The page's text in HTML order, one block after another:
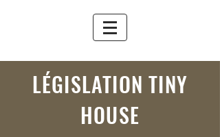
LÉGISLATION TINY
HOUSE